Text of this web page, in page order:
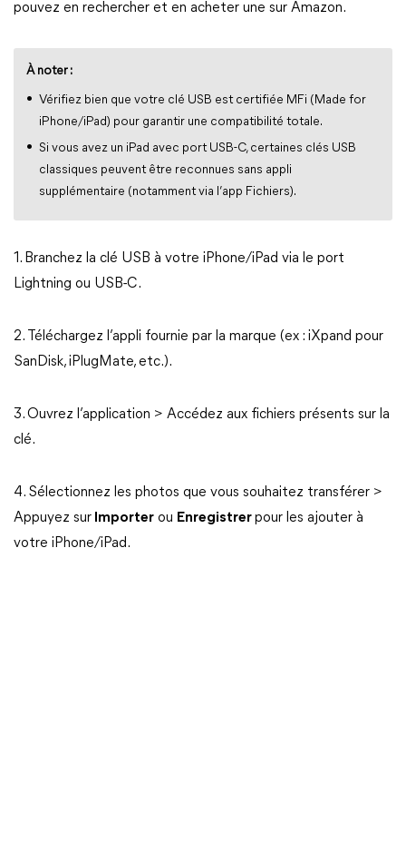
pouvez en rechercher et en acheter une sur Amazon.
À noter :
Vérifiez bien que votre clé USB est certifiée MFi (Made for
iPhone/iPad) pour garantir une compatibilité totale.
Si vous avez un iPad avec port USB-C, certaines clés USB
classiques peuvent être reconnues sans appli
supplémentaire (notamment via l’app Fichiers).
1. Branchez la clé USB à votre iPhone/iPad via le port
Lightning ou USB-C.
2. Téléchargez l’appli fournie par la marque (ex : iXpand pour
SanDisk, iPlugMate, etc.).
3. Ouvrez l’application > Accédez aux fichiers présents sur la
clé.
4. Sélectionnez les photos que vous souhaitez transférer >
Appuyez sur Importer ou Enregistrerpour les ajouter à
votre iPhone/iPad.